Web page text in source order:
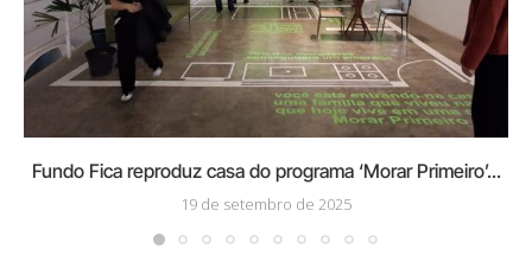
Fundo Fica reproduz casa do programa ‘Morar Primeiro’...
19 de setembro de 2025